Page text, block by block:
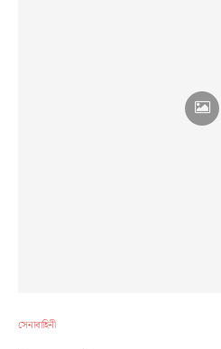
সেনাবাহিনী